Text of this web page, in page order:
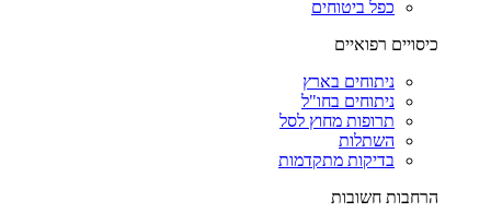
כפל ביטוחים
כיסויים רפואיים
ניתוחים בארץ
ניתוחים בחו"ל
תרופות מחוץ לסל
השתלות
בדיקות מתקדמות
הרחבות חשובות